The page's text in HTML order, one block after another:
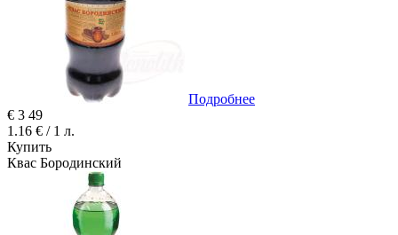
Подробнее
€ 3 49
1.16 € / 1 л.
Купить
Квас Бородинский